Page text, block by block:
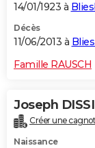
14/01/1923 à
Décès
11/06/2013 à
Famille RAUSCH
Joseph
Créer une
Naissance